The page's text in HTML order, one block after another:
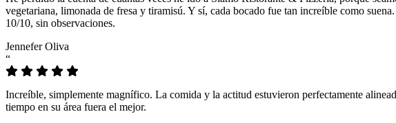
vegetariana, limonada de fresa y tiramisú. Y sí, cada bocado fue tan increíble como
10/10, sin observaciones.
Jennefer Oliva
“
Increíble, simplemente magnífico. La comida y la actitud estuvieron perfectamente
tiempo en su área fuera el mejor.